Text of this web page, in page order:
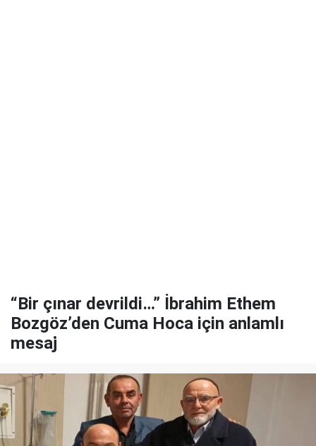
“Bir çınar devrildi…” İbrahim Ethem
Bozgöz’den Cuma Hoca için anlamlı
mesaj